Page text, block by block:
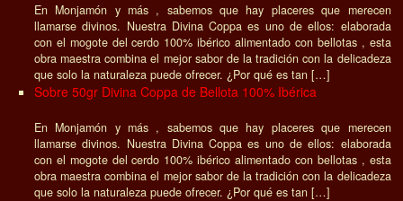
En Monjamón y más , sabemos que hay placeres que merecen
llamarse divinos. Nuestra Divina Coppa es uno de ellos: elaborada
con el mogote del cerdo 100% ibérico alimentado con bellotas , esta
obra maestra combina el mejor sabor de la tradición con la delicadeza
que solo la naturaleza puede ofrecer. ¿Por qué es tan […]
Sobre 50gr Divina Coppa de Bellota 100% Ibérica
En Monjamón y más , sabemos que hay placeres que merecen
llamarse divinos. Nuestra Divina Coppa es uno de ellos: elaborada
con el mogote del cerdo 100% ibérico alimentado con bellotas , esta
obra maestra combina el mejor sabor de la tradición con la delicadeza
que solo la naturaleza puede ofrecer. ¿Por qué es tan […]